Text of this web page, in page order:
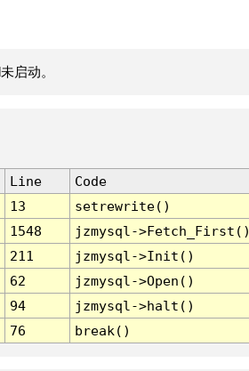
启动。
Line
Code
13
setrewrite()
1548
jzmysql-
211
jzmysql->Init()
62
jzmysql->Open()
94
jzmysql->halt()
76 break()